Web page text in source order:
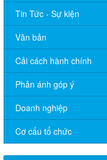
Tin Tức - Sự kiện
Văn bản
Cải cách hành chính
Phản ánh góp ý
Doanh nghiệp
Cơ cấu tổ chức